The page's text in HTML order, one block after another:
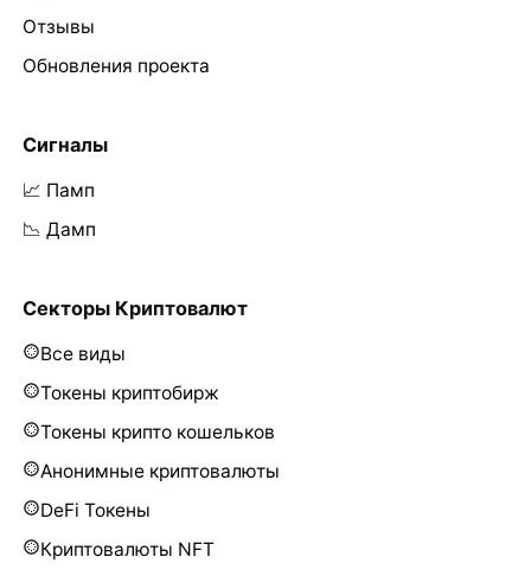
Отзывы
Обновления проекта
Сигналы
📈 Памп
📉 Дамп
Секторы Криптовалют
Все виды
Токены криптобирж
Токены крипто кошельков
Анонимные криптовалюты
DeFi Токены
Криптовалюты NFT